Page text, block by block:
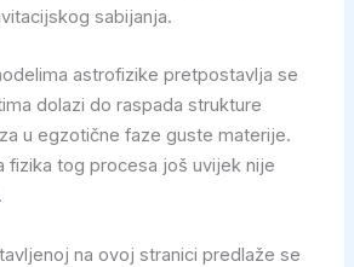
sabijanja.
astrofizike pretpostavlja se
dolazi do raspada strukture
u egzotične faze guste materije.
fizika tog procesa još uvijek nije
na ovoj stranici predlaže se